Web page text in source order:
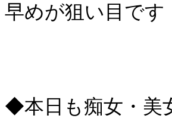
早めが狙い目です
◆本日も痴女・美